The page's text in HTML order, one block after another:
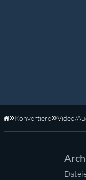
Startseite
Konvertiere Video/